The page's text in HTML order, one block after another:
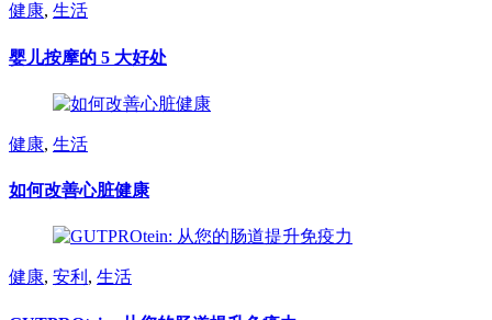
健康, 生活
婴儿按摩的 5 大好处
健康, 生活
如何改善心脏健康
健康, 安利 , 生活